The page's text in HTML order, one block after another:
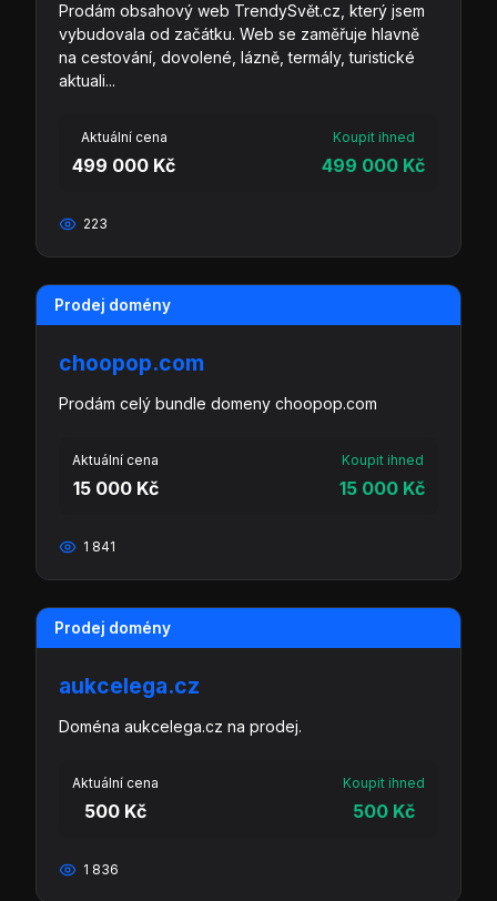
Prodám obsahový web TrendySvět.cz, který jsem
vybudovala od začátku. Web se zaměřuje hlavně
na cestování, dovolené, lázně, termály, turistické
aktuali...
Aktuální cena
499 000 Kč
Koupit ihned
499 000 Kč
223
Prodej domény
choopop.com
Prodám celý bundle domeny choopop.com
Aktuální cena
15 000 Kč
Koupit ihned
15 000 Kč
1 841
Prodej domény
aukcelega.cz
Doména aukcelega.cz na prodej.
Aktuální cena
500 Kč
Koupit ihned
500 Kč
1 836